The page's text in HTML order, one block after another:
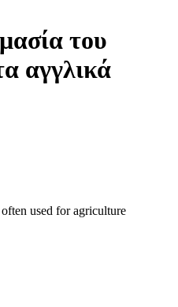
του
αγγλικά
used for agriculture